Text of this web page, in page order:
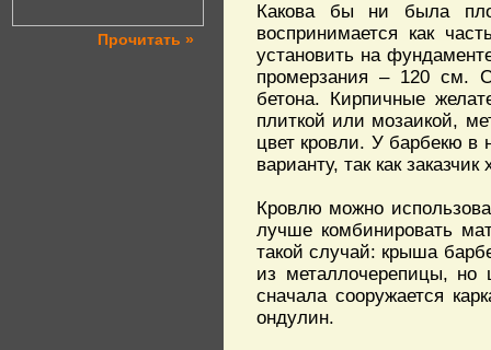
Прочитать »
Какова бы ни была
воспринимается как
установить на
промерзания – 120 см.
бетона. Кирпичные
плиткой или мозаикой,
цвет кровли. У барбекю в
варианту, так как
Кровлю можно
лучше комбинировать
такой случай: крыша
из металлочерепицы, но
сначала сооружается
ондулин.